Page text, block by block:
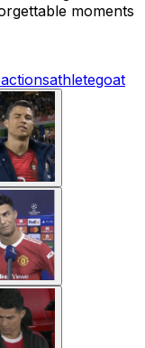
moments
athletegoat